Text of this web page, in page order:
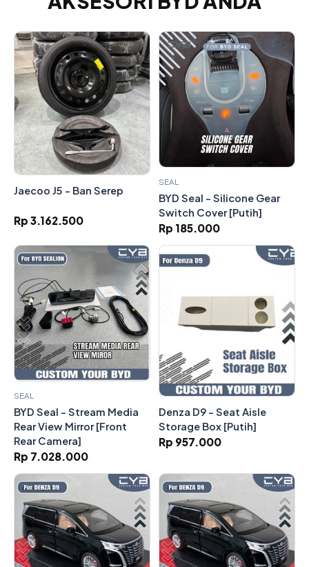
Jaecoo J5 - Ban Serep
Rp 3.162.500
SEAL
BYD Seal - Silicone Gear
Switch Cover [Putih]
Rp 185.000
SEAL
BYD Seal - Stream Media
Rear View Mirror [Front
Rear Camera]
Rp 7.028.000
Denza D9 - Seat Aisle
Storage Box [Putih]
Rp 957.000